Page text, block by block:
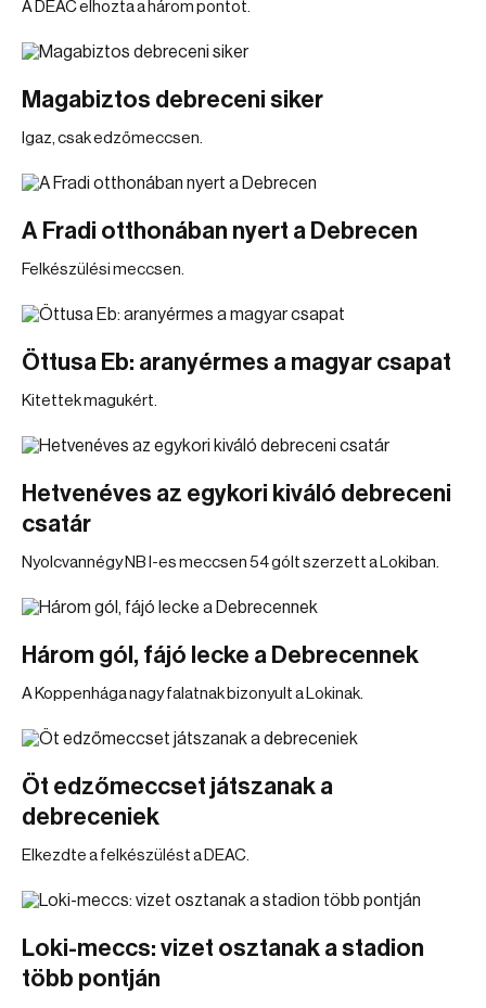
A DEAC elhozta a három pontot.
Magabiztos debreceni siker
Igaz, csak edzőmeccsen.
A Fradi otthonában nyert a Debrecen
Felkészülési meccsen.
Öttusa Eb: aranyérmes a magyar csapat
Kitettek magukért.
Hetvenéves az egykori kiváló debreceni
csatár
Nyolcvannégy NB I-es meccsen 54 gólt szerzett a Lokiban.
Három gól, fájó lecke a Debrecennek
A Koppenhága nagy falatnak bizonyult a Lokinak.
Öt edzőmeccset játszanak a
debreceniek
Elkezdte a felkészülést a DEAC.
Loki-meccs: vizet osztanak a stadion
több pontján